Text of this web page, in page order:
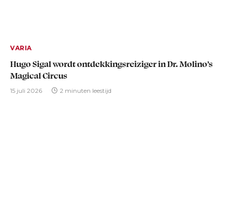
VARIA
Hugo Sigal wordt ontdekkingsreiziger in Dr. Molino’s
Magical Circus
15 juli 2026 2 minuten leestijd